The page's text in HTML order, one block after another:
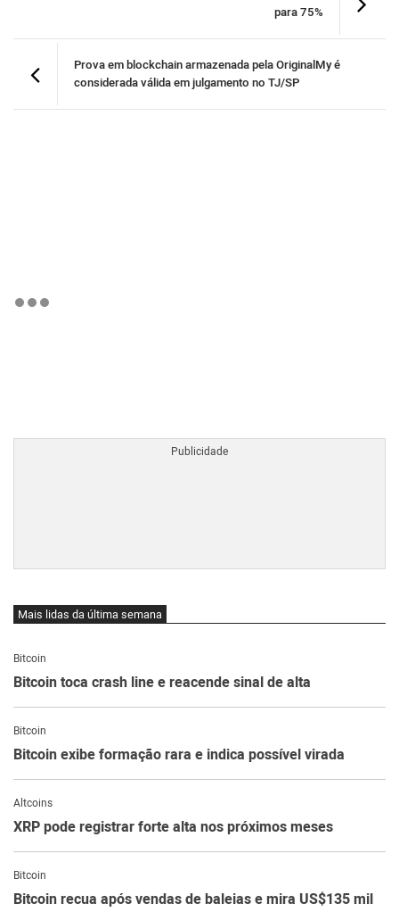
para 75%
Prova em blockchain armazenada pela OriginalMy é
considerada válida em julgamento no TJ/SP
Mais lidas da última semana
Bitcoin
Bitcoin toca crash line e reacende sinal de alta
Bitcoin
Bitcoin exibe formação rara e indica possível virada
Altcoins
XRP pode registrar forte alta nos próximos meses
Bitcoin
Bitcoin recua após vendas de baleias e mira US$135 mil